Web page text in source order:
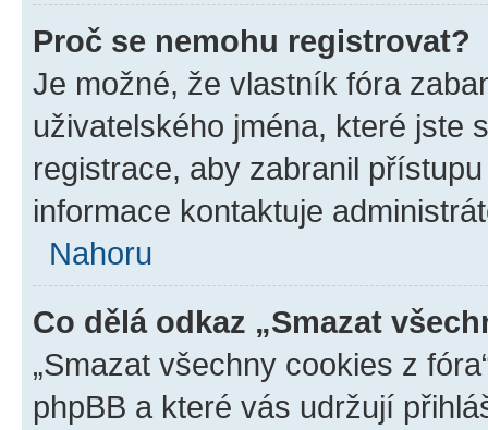
Proč se nemohu registrovat?
Je možné, že vlastník fóra
uživatelského jména, které jste
registrace, aby zabranil
informace kontaktuje
Nahoru
Co dělá odkaz „Smazat
„Smazat všechny cookies z
phpBB a které vás udržují